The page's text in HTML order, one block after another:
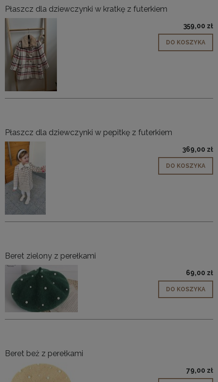
Płaszcz dla dziewczynki w kratkę z futerkiem
359,00 zł
DO KOSZYKA
Płaszcz dla dziewczynki w pepitkę z futerkiem
369,00 zł
DO KOSZYKA
Beret zielony z perełkami
69,00 zł
DO KOSZYKA
Beret beż z perełkami
79,00 zł